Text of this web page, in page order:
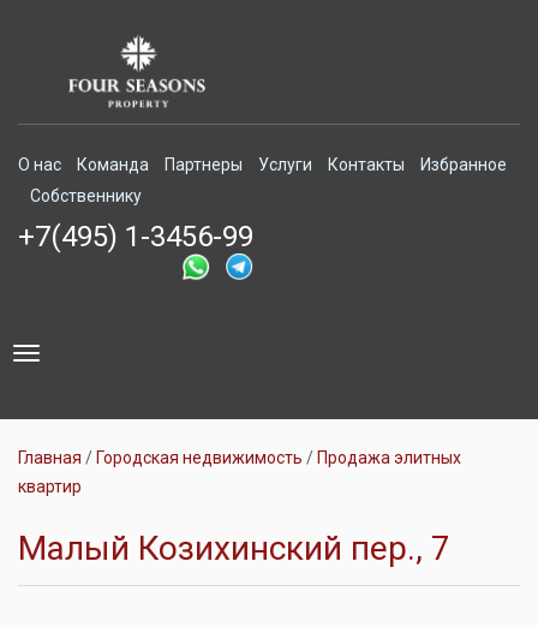
О нас Команда Партнеры Услуги Контакты
Избранное
Собственнику
+7(495) 1-3456-99
Toggle
Главная Городская недвижимость
Продажа элитных
квартир
Малый Козихинский пер., 7